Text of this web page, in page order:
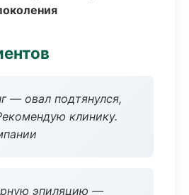
— овал подтянулся,
клинику.
эпиляцию —